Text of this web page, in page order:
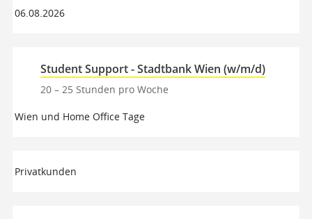
06.08.2026
Student Support - Stadtbank Wien (w/m/d)
20 – 25 Stunden pro Woche
Wien und Home Office Tage
Privatkunden